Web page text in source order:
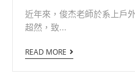
近年來，俊杰老師於系上戶
超然，致...
READ MORE